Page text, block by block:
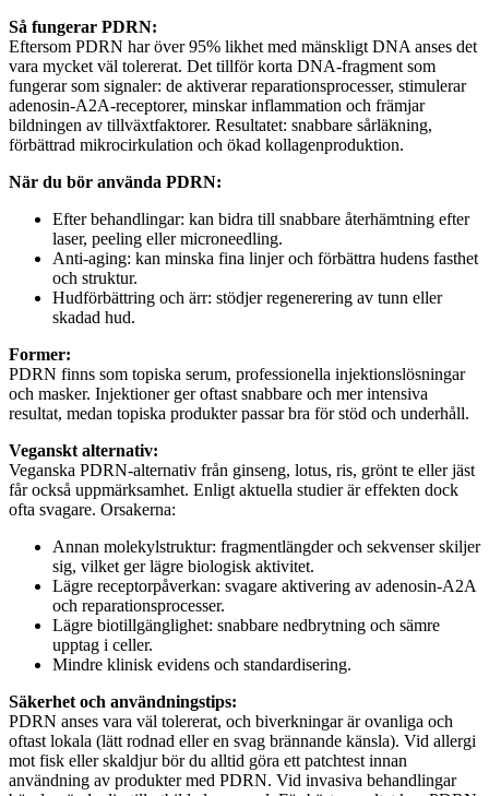
Så fungerar PDRN:
Eftersom PDRN har över 95% likhet med mänskligt DNA anses det
vara mycket väl tolererat. Det tillför korta DNA-fragment som
fungerar som signaler: de aktiverar reparationsprocesser, stimulerar
adenosin-A2A-receptorer, minskar inflammation och främjar
bildningen av tillväxtfaktorer. Resultatet: snabbare sårläkning,
förbättrad mikrocirkulation och ökad kollagenproduktion.
När du bör använda PDRN:
Efter behandlingar: kan bidra till snabbare återhämtning efter
laser, peeling eller microneedling.
Anti-aging: kan minska fina linjer och förbättra hudens fasthet
och struktur.
Hudförbättring och ärr: stödjer regenerering av tunn eller
skadad hud.
Former:
PDRN finns som topiska serum, professionella injektionslösningar
och masker. Injektioner ger oftast snabbare och mer intensiva
resultat, medan topiska produkter passar bra för stöd och underhåll.
Veganskt alternativ:
Veganska PDRN-alternativ från ginseng, lotus, ris, grönt te eller jäst
får också uppmärksamhet. Enligt aktuella studier är effekten dock
ofta svagare. Orsakerna:
Annan molekylstruktur: fragmentlängder och sekvenser skiljer
sig, vilket ger lägre biologisk aktivitet.
Lägre receptorpåverkan: svagare aktivering av adenosin-A2A
och reparationsprocesser.
Lägre biotillgänglighet: snabbare nedbrytning och sämre
upptag i celler.
Mindre klinisk evidens och standardisering.
Säkerhet och användningstips:
PDRN anses vara väl tolererat, och biverkningar är ovanliga och
oftast lokala (lätt rodnad eller en svag brännande känsla). Vid allergi
mot fisk eller skaldjur bör du alltid göra ett patchtest innan
användning av produkter med PDRN. Vid invasiva behandlingar